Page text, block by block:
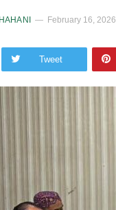
February 16, 2026
Tweet